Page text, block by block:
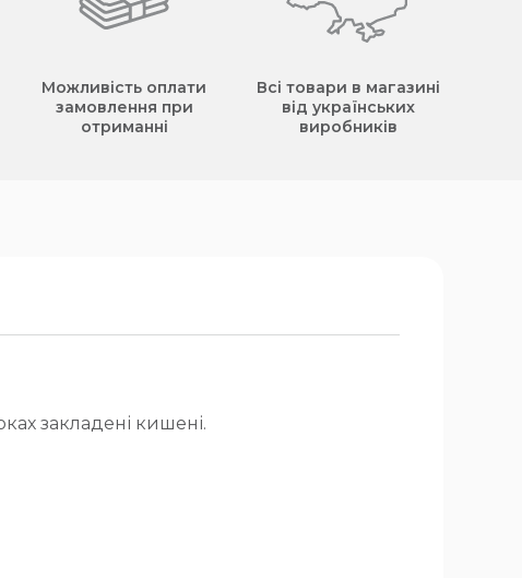
Можливість оплати
замовлення при
отриманні
Всі товари в магазині
від українських
виробників
закладені кишені.